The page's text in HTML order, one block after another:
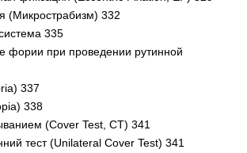
(Микрострабизм) 332
335
фории при проведении рутинной
337
338
(Cover Test, СТ) 341
тест (Unilateral Cover Test) 341